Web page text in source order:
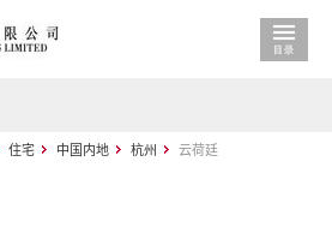
住宅 中国内地 杭州 云荷廷